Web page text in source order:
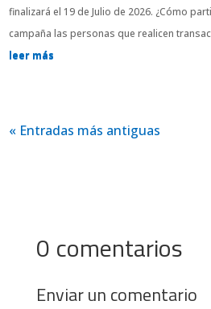
finalizará el 19 de Julio de 2026. ¿Cómo
campaña las personas que realicen
leer más
« Entradas más antiguas
0 comentarios
Enviar un comentario